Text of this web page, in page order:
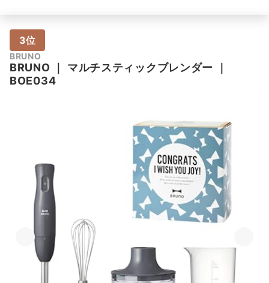
3位
BRUNO
BRUNO ｜ マルチスティックブレンダー ｜
BOE034